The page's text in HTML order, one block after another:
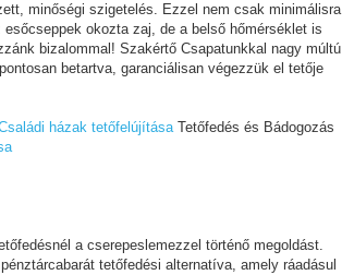
minőségi szigetelés. Ezzel nem csak minimálisra
okozta zaj, de a belső hőmérséklet is
bizalommal! Szakértő Csapatunkkal nagy múltú
betartva, garanciálisan végezzük el tetője
házak tetőfelújításaTetőfedés és Bádogozás
a cserepeslemezzel történő megoldást.
tetőfedési alternatíva, amely ráadásul